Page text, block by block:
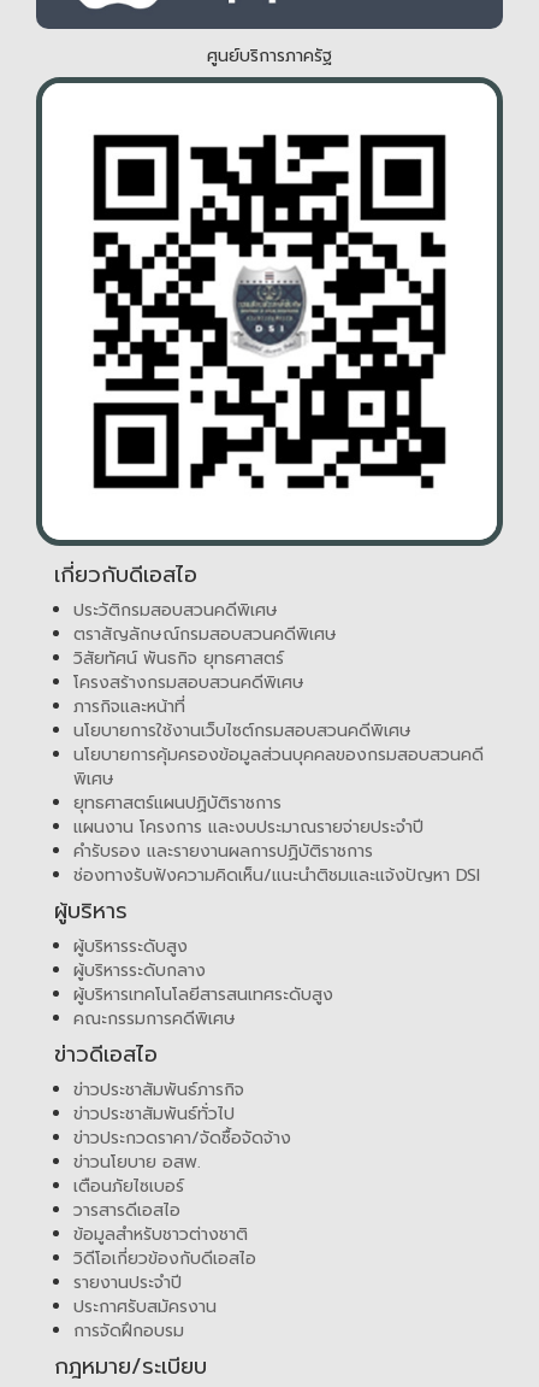
ศูนย์บริการภาครัฐ
เกี่ยวกับดีเอสไอ
ประวัติกรมสอบสวนคดีพิเศษ
ตราสัญลักษณ์กรมสอบสวนคดีพิเศษ
วิสัยทัศน์ พันธกิจ ยุทธศาสตร์
โครงสร้างกรมสอบสวนคดีพิเศษ
ภารกิจและหน้าที่
นโยบายการใช้งานเว็บไซต์กรมสอบสวนคดีพิเศษ
นโยบายการคุ้มครองข้อมูลส่วนบุคคลของกรมสอบสวนคดี
พิเศษ
ยุทธศาสตร์แผนปฏิบัติราชการ
แผนงาน โครงการ และงบประมาณรายจ่ายประจำปี
คำรับรอง และรายงานผลการปฏิบัติราชการ
ช่องทางรับฟังความคิดเห็น/แนะนำติชมและแจ้งปัญหา DSI
ผู้บริหาร
ผู้บริหารระดับสูง
ผู้บริหารระดับกลาง
ผู้บริหารเทคโนโลยีสารสนเทศระดับสูง
คณะกรรมการคดีพิเศษ
ข่าวดีเอสไอ
ข่าวประชาสัมพันธ์ภารกิจ
ข่าวประชาสัมพันธ์ทั่วไป
ข่าวประกวดราคา/จัดซื้อจัดจ้าง
ข่าวนโยบาย อสพ.
เตือนภัยไซเบอร์
วารสารดีเอสไอ
ข้อมูลสำหรับชาวต่างชาติ
วิดีโอเกี่ยวข้องกับดีเอสไอ
รายงานประจำปี
ประกาศรับสมัครงาน
การจัดฝึกอบรม
กฎหมาย/ระเบียบ